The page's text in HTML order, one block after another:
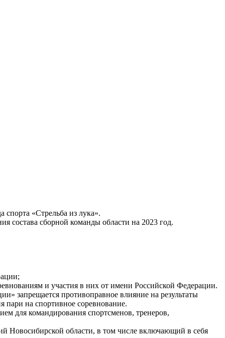
спорта «Стрельба из лука».
состава сборной команды области на 2023 год.
и участия в них от имени Российской Федерации.
запрещается противоправное влияние на результаты
пари на спортивное соревнование.
для командирования спортсменов, тренеров,
Новосибирской области, в том числе включающий в себя